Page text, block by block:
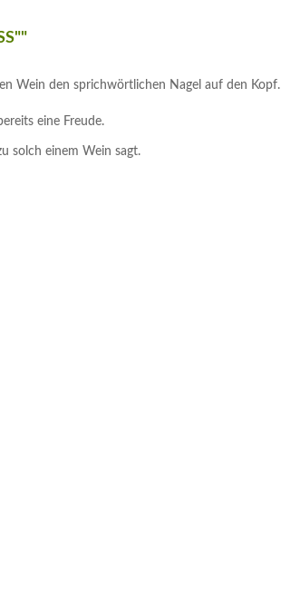
Wein den sprichwörtlichen Nagel auf den Kopf.
eine Freude.
solch einem Wein sagt.